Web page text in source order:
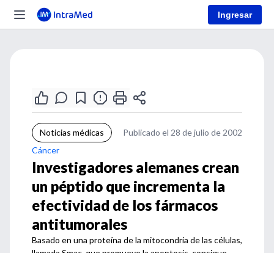
Ingresar
Noticias médicas
Publicado el 28 de julio de 2002
Cáncer
Investigadores alemanes crean
un péptido que incrementa la
efectividad de los fármacos
antitumorales
Basado en una proteína de la mitocondria de las células,